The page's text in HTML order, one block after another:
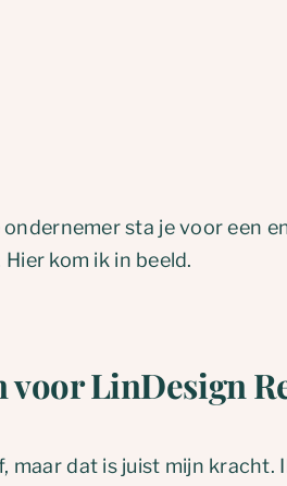
sta je voor een
kom ik in beeld.
voor LinDesign
maar dat is juist mijn kracht.